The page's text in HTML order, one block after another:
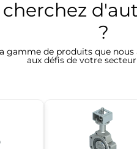
cherchez
?
gamme de produits que
aux défis de votre